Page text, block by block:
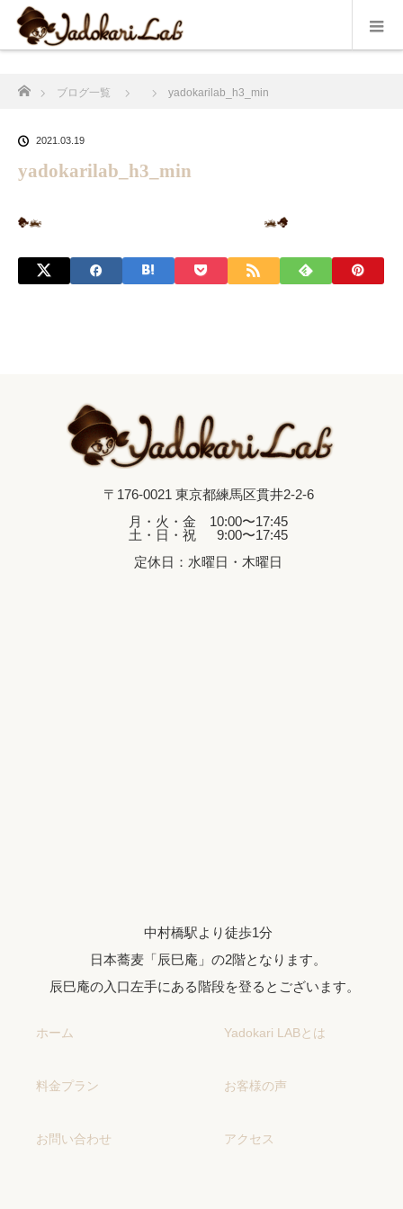
ブログ一覧 yadokarilab_h3_min
2021.03.19
yadokarilab_h3_min
〒176-0021 東京都練馬区貫井2-2-6
月・火・金 10:00〜17:45
土・日・祝 9:00〜17:45
定休日：水曜日・木曜日
中村橋駅より徒歩1分
日本蕎麦「辰巳庵」の2階となります。
辰巳庵の入口左手にある階段を登るとございます。
ホーム Yadokari LABとは
料金プラン お客様の声
お問い合わせ アクセス